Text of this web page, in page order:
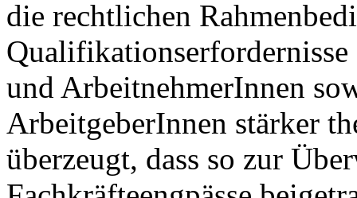
die rechtlichen
Qualifikationserfordernisse
und ArbeitnehmerInnen
ArbeitgeberInnen stärker
überzeugt, dass so zur